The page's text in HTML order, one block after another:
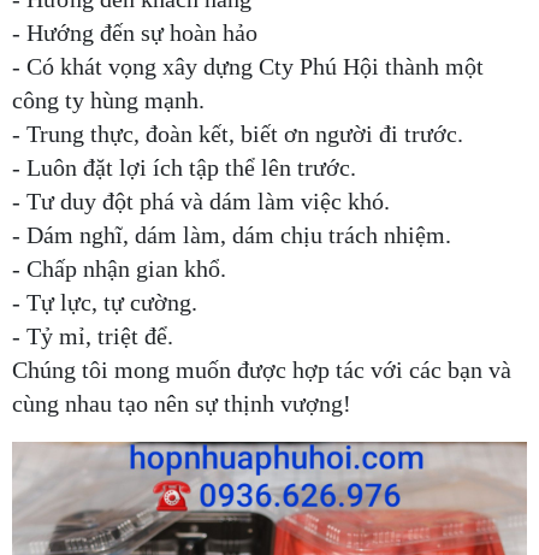
- Hướng đến sự hoàn hảo
- Có khát vọng xây dựng Cty Phú Hội thành một
công ty hùng mạnh.
- Trung thực, đoàn kết, biết ơn người đi trước.
- Luôn đặt lợi ích tập thể lên trước.
- Tư duy đột phá và dám làm việc khó.
- Dám nghĩ, dám làm, dám chịu trách nhiệm.
- Chấp nhận gian khổ.
- Tự lực, tự cường.
- Tỷ mỉ, triệt để.
Chúng tôi mong muốn được hợp tác với các bạn và
cùng nhau tạo nên sự thịnh vượng!